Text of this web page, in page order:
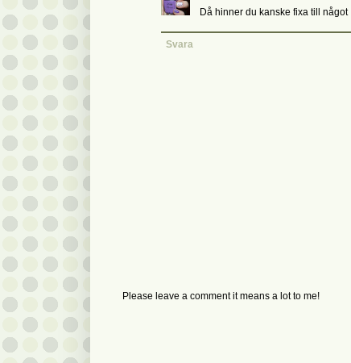
Då hinner du kanske fixa till något
Svara
Please leave a comment it means a lot to me!